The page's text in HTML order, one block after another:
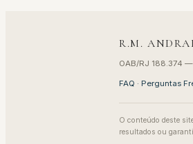
R.M.
OAB/RJ 188.374
FAQ · Perguntas
O conteúdo deste
resultados ou